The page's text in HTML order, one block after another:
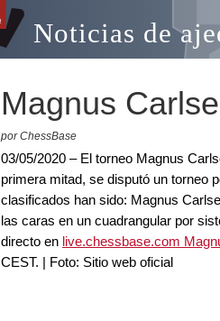
Noticias de
Magnus
por ChessBase
03/05/2020 – El torneo Magnus
primera mitad, se disputó un torneo
clasificados han sido: Magnus
las caras en un cuadrangular por
directo en live.chessbase.com
CEST. | Foto: Sitio web oficial